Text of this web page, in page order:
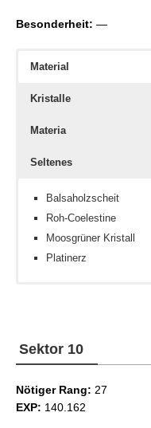
Besonderheit: —
Material
Kristalle
Materia
Seltenes
Balsaholzscheit
Roh-Coelestine
Moosgrüner Kristall
Platinerz
Sektor 10
Nötiger Rang: 27
EXP: 140.162